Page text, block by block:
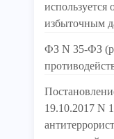
используется
избыточным
ФЗ N 35-ФЗ
19.10.2017 N